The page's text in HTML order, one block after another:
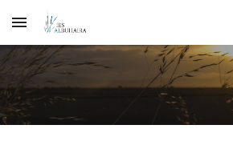
Skip to main content